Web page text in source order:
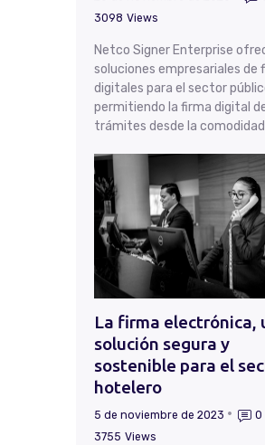
3098 Views
Netco Signer Enterprise
soluciones empresariales de
digitales para el sector
permitiendo la firma digital
trámites desde la
La firma electrónica,
solución segura y
sostenible para el
hotelero
5 de noviembre de 2023
0
3755 Views